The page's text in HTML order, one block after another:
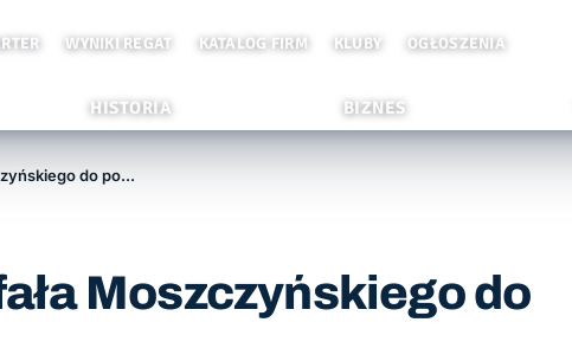
WYNIKI REGAT KATALOG FIRM KLUBY OGŁOSZENIA
HISTORIA BIZNES
Wokółziemski rejs Rafała Moszczyńskiego do powtórki?
Moszczyńskiego do